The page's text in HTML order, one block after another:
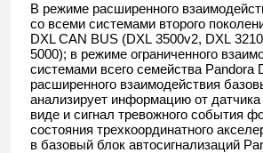
В режиме расширенного
со всеми системами второго
DXL CAN BUS (DXL 3500v2, DXL
5000); в режиме ограниченного
системами всего семейства Pandora
расширенного взаимодействия
анализирует информацию от
виде и сигнал тревожного события
состояния трехкоординатного
в базовый блок автосигнализаций